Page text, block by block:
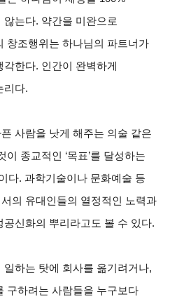
는다. 약간을 미완으로
창조행위는 하나님의 파트너가
한다. 인간이 완벽하게
리다.
사람을 낫게 해주는 의술 같은
종교적인 ‘목표’를 달성하는
다. 과학기술이나 문화예술 등
의 유대인들의 열정적인 노력과
신화의 뿌리라고도 볼 수 있다.
하는 탓에 회사를 옮기려거나,
구하려는 사람들을 누구보다